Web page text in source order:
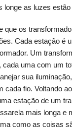
longe as luzes
que os
Cada estação é
Um
cada uma com um
sua
cada fio. Voltando
estação de um
mais longa e
como as coisas